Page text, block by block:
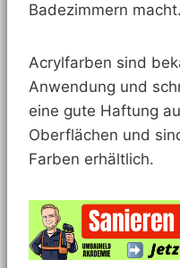
Badezimmern macht.
Acrylfarben sind
Anwendung und
eine gute Haftung
Oberflächen und
Farben erhältlich.